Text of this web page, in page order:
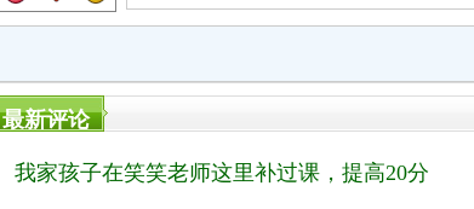
最新评论
我家孩子在笑笑老师这里补过课，提高20分